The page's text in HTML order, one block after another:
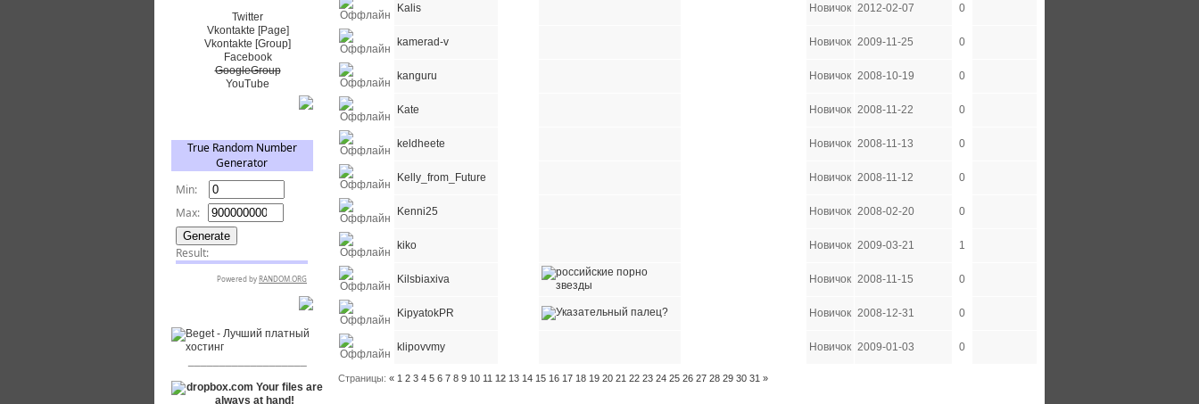
Twitter
Vkontakte [Page]
Vkontakte [Group]
Facebook
GoogleGroup
YouTube
Kalis Новичок 2012-02-07 0
kamerad-v Новичок 2009-11-25 0
kanguru Новичок 2008-10-19 0
Kate Новичок 2008-11-22 0
keldheete Новичок 2008-11-13 0
Kelly_from_Future Новичок 2008-11-12 0
Kenni25 Новичок 2008-02-20 0
kiko Новичок 2009-03-21 1
Kilsbiaxiva Новичок 2008-11-15 0
KipyatokPR Новичок 2008-12-31 0
klipovvmy Новичок 2009-01-03 0
Страницы:« 1 2 3 4 5 6 7 8 9 10 11 12 13 14 15 16 17 18 19 20 21 22 23 24 25 26 27 28 29 30 31 »